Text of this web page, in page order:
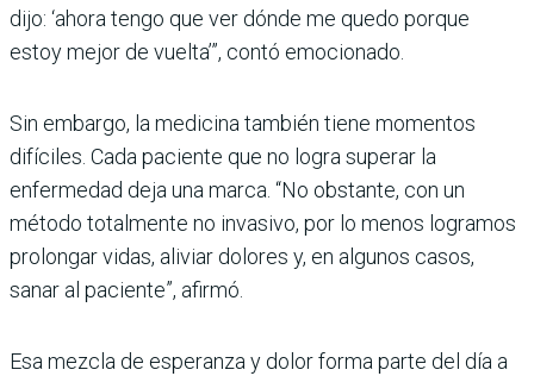
dijo: ‘ahora tengo que ver dónde me quedo porque
estoy mejor de vuelta’”, contó emocionado.
Sin embargo, la medicina también tiene momentos
difíciles. Cada paciente que no logra superar la
enfermedad deja una marca. “No obstante, con un
método totalmente no invasivo, por lo menos logramos
prolongar vidas, aliviar dolores y, en algunos casos,
sanar al paciente”, afirmó.
Esa mezcla de esperanza y dolor forma parte del día a